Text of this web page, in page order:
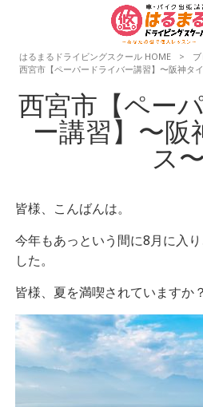
はるまるドライビングスクール HOME
>
西宮市【ペーパードライバー講習】〜阪神タ
西宮市【ペー
ー講習】〜阪
ス〜
皆様、こんばんは。
今年もあっという間に8月に入
した。
皆様、夏を満喫されていますか？